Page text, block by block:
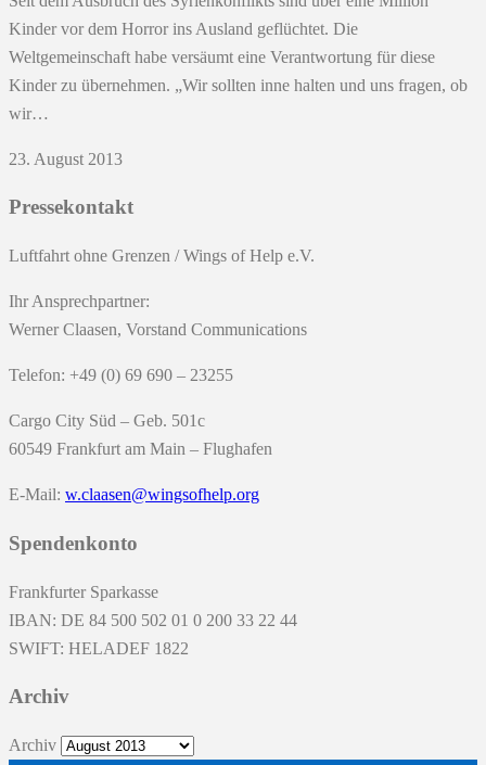
Kinder vor dem Horror ins Ausland geflüchtet. Die
Weltgemeinschaft habe versäumt eine Verantwortung für diese
Kinder zu übernehmen. „Wir sollten inne halten und uns fragen, ob
wir…
23. August 2013
Pressekontakt
Luftfahrt ohne Grenzen / Wings of Help e.V.
Ihr Ansprechpartner:
Werner Claasen, Vorstand Communications
Telefon: +49 (0) 69 690 – 23255
Cargo City Süd – Geb. 501c
60549 Frankfurt am Main – Flughafen
E-Mail: w.claasen@wingsofhelp.org
Spendenkonto
Frankfurter Sparkasse
IBAN: DE 84 500 502 01 0 200 33 22 44
SWIFT: HELADEF 1822
Archiv
Archiv